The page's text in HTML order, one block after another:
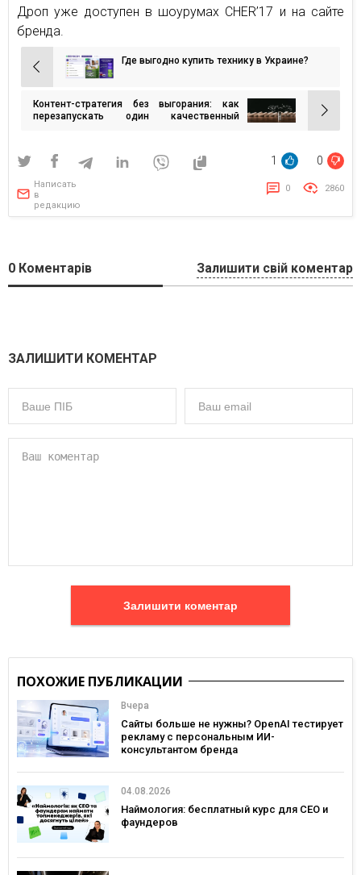
Дроп уже доступен в шоурумах CHER’17 и на сайте
бренда.
Навигация
по
записям
Где выгодно купить технику в Украине?
Контент-стратегия без выгорания: как
перезапускать один качественный
1 0
Написать
в
редакцию
0 2860
0 Коментарів Залишити свій коментар
ЗАЛИШИТИ КОМЕНТАР
Залишити коментар
ПОХОЖИЕ ПУБЛИКАЦИИ
Вчера
Сайты больше не нужны? OpenAI тестирует
рекламу с персональным ИИ-
консультантом бренда
04.08.2026
Наймология: бесплатный курс для CEO и
фаундеров